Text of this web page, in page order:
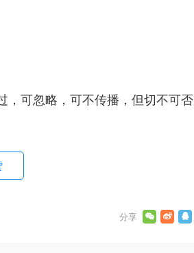
，可忽略，可不传播，但切不可否